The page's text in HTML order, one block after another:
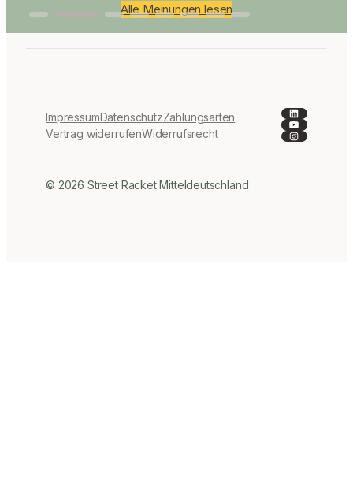
Alle Meinungen lesen
ImpressumDatenschutzZahlungsarten
Vertrag widerrufenWiderrufsrecht
LinkedIn
YouTube
Instagram
© 2026 Street Racket Mitteldeutschland